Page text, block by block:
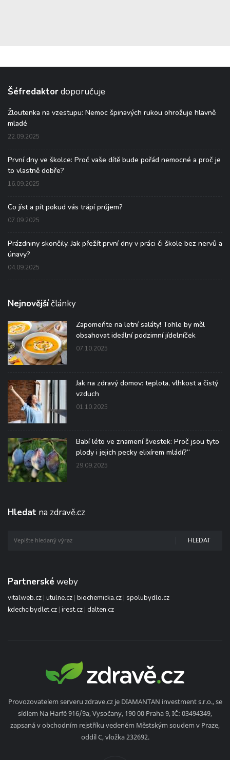
Šéfredaktordoporučuje
Žloutenka na vzestupu: Nemoc špinavých rukou ohrožuje hlavně
mladé
22.09.2025
První dny ve školce: Proč vaše dítě bude pořád nemocné a proč je
to vlastně dobře?
16.09.2025
Co jíst a pít pokud vás trápí průjem?
07.09.2025
Prázdniny skončily. Jak přežít první dny v práci či škole bez nervů a
únavy?
04.09.2025
Nejnovějšíčlánky
Zapomeňte na letní saláty! Tohle by měl
obsahovat ideální podzimní jídelníček
07.10.2025
Jak na zdravý domov: teplota, vlhkost a čistý
vzduch
01.10.2025
Babí léto ve znamení švestek: Proč jsou tyto
plody i jejich pecky elixírem mládí?“
29.09.2025
Hledat na zdravě.cz
HLEDAT
Partnerské weby
vitalweb.cz | utulne.cz | biochemicka.cz | spolubydlo.cz
kdechcibydlet.cz | irest.cz | dalten.cz
Provozovatelem serveru zdrave.cz je DIAMANTAN investment s.r.o., se
sídlem Na Harfě 916/9a, Vysočany, 190 00 Praha 9, IČ: 03494349,
zapsaná v obchodním rejstříku vedeném Městským soudem v Praze,
oddíl C, vložka 232692.